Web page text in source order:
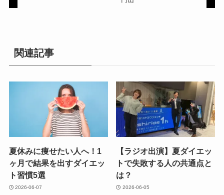
関連記事
夏休みに痩せたい人へ！1
ヶ月で結果を出すダイエッ
ト習慣5選
2026-06-07
【ラジオ出演】夏ダイエッ
トで失敗する人の共通点と
は？
2026-06-05